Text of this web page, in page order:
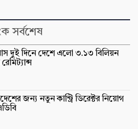
সর্বশেষ
দুই দিনে দেশে এলো ৩.১৩ বিলিয়ন
জন্য নতুন কান্ট্রি ডিরেক্টর নিয়োগ